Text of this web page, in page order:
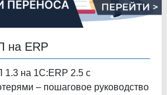
на ERP
на 1С:ERP 2.5 с
– пошаговое руководство